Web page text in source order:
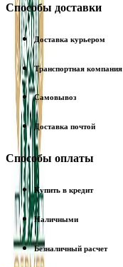
Способы доставки
Доставка курьером
Транспортная компания
Самовывоз
Доставка почтой
Способы оплаты
Купить в кредит
Наличными
Безналичный расчет